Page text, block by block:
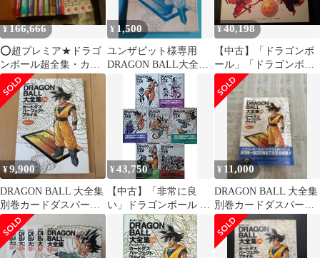
¥166,666
⭕️超プレミア★ドラゴ
ンボール超全集・カー
ドダス別巻・補巻・大
全集★全巻セット
¥ 1,500
ユンザビット様専用
DRAGON BALL大全集
別巻カードダスパーフ
ェクトファイル
¥40,198
【中古】「ドラゴンボ
ール」「ドラゴンボー
ルZ」大全集
¥9,900
DRAGON BALL 大全集
別巻カードダスパーフ
ェクトファイルPart1
¥43,750
【中古】「非常に良
い」ドラゴンボール 大
全集 コミックセット
[マーケットプレイスセ
ット]
¥ 11,000
DRAGON BALL 大全集
別巻カードダスパーフ
ェクトファイルPart1